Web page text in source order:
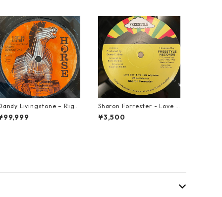
Livingstone – Righ
On Brother【7-21946】
Sharon Forrester - Love D
on't Live Here Anymore
【12-50068】
¥3,500